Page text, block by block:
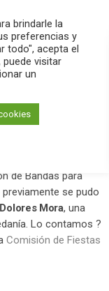
pause PLAY
Matola con
Mora
de Matola en
de Bandas para
se pudo
Mora, una
Lo contamos ?
Comisión de Fiestas
brindarle la
preferencias y
todo", acepta el
puede visitar
un